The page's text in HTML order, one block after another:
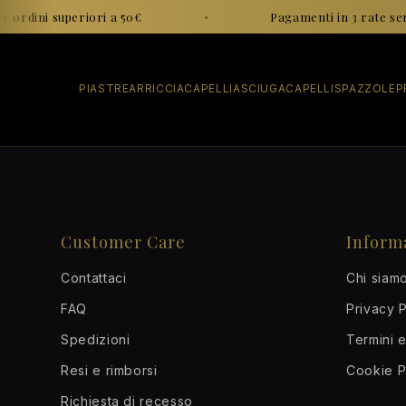
Vai al
contenuto
ordini superiori a 50€ Pagamenti in 3 rate
PIASTREARRICCIACAPELLI ASCIUGACAPELLI SPAZZOLE
Customer Care
Contattaci
FAQ
Spedizioni
Resi e rimborsi
Richiesta di recesso
Chi
Privacy
Termini
Cookie